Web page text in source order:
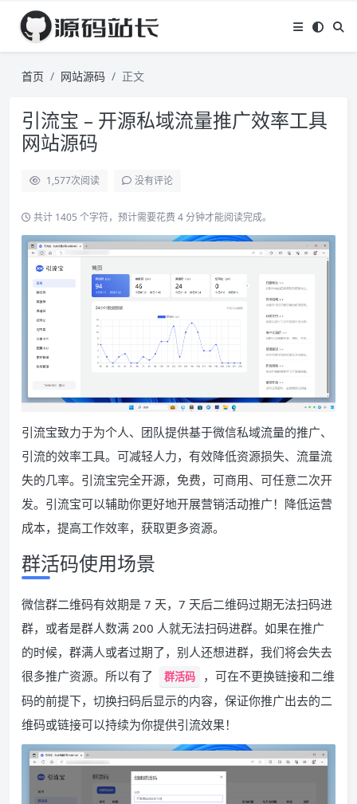
首页 网站源码 正文
引流宝 – 开源私域流量推广效率工具
网站源码
1,577次阅读 没有评论
共计 1405 个字符，预计需要花费 4 分钟才能阅读完成。
引流宝致力于为个人、团队提供基于微信私域流量的推广、
引流的效率工具。可减轻人力，有效降低资源损失、流量流
失的几率。引流宝完全开源，免费，可商用、可任意二次开
发。引流宝可以辅助你更好地开展营销活动推广！降低运营
成本，提高工作效率，获取更多资源。
群活码使用场景
微信群二维码有效期是 7 天，7 天后二维码过期无法扫码进
群，或者是群人数满 200 人就无法扫码进群。如果在推广
的时候，群满人或者过期了，别人还想进群，我们将会失去
很多推广资源。所以有了
群活码
，可在不更换链接和二维
码的前提下，切换扫码后显示的内容，保证你推广出去的二
维码或链接可以持续为你提供引流效果！